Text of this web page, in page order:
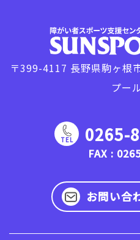
〒399-4117 長野県駒ヶ根
プー
TEL 0265-
FAX :
お問い合